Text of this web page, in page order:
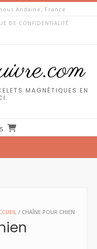
Andaine, France
DE CONFIDENTIALITÉ
MAGNÉTIQUES EN
/ CHAÎNE POUR CHIEN